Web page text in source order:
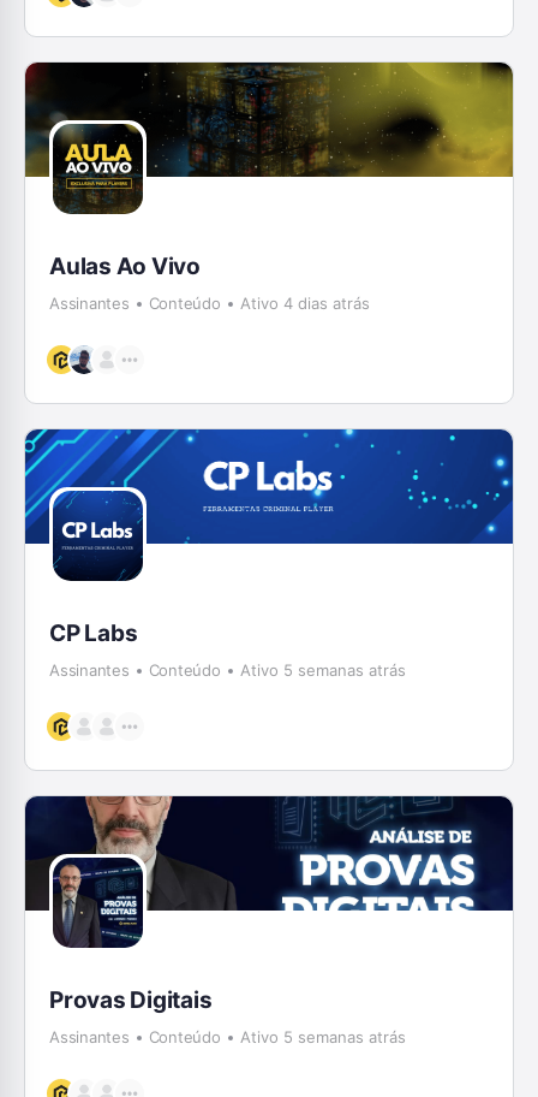
Aulas Ao Vivo
Assinantes Conteúdo Ativo 4 dias atrás
CP Labs
Assinantes Conteúdo Ativo 5 semanas atrás
Provas Digitais
Assinantes Conteúdo Ativo 5 semanas atrás